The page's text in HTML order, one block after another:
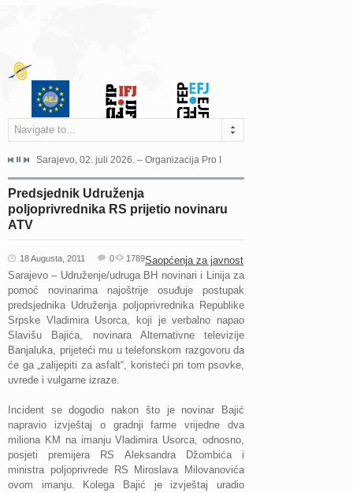
Navigate to...
Grada Sarajeva povodom Dana Sarajeva dugogodišnjoj...
Sarajevo, 02. juli 2026. – Organizacija Pro Educa juče je uspješno
Predsjednik Udruženja
poljoprivrednika RS prijetio novinaru
ATV
18 Augusta, 2011 Saopćenja za javnost
0 1789
Sarajevo – Udruženje/udruga BH novinari i Linija za
pomoć novinarima najoštrije osuđuje postupak
predsjednika Udruženja poljoprivrednika Republike
Srpske Vladimira Usorca, koji je verbalno napao
Slavišu Bajića, novinara Alternativne televizije
Banjaluka, prijeteći mu u telefonskom razgovoru da
će ga „zalijepiti za asfalt“, koristeći pri tom psovke,
uvrede i vulgarne izraze.
Incident se dogodio nakon što je novinar Bajić
napravio izvještaj o gradnji farme vrijedne dva
miliona KM na imanju Vladimira Usorca, odnosno,
posjeti premijera RS Aleksandra Džombića i
ministra poljoprivrede RS Miroslava Milovanovića
ovom imanju. Kolega Bajić je izvještaj uradio